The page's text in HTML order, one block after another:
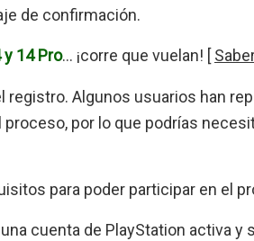
de confirmación.
14 Pro… ¡corre que vuelan! [
Algunos usuarios han
por lo que podrías
para poder participar en el
cuenta de PlayStation activa y